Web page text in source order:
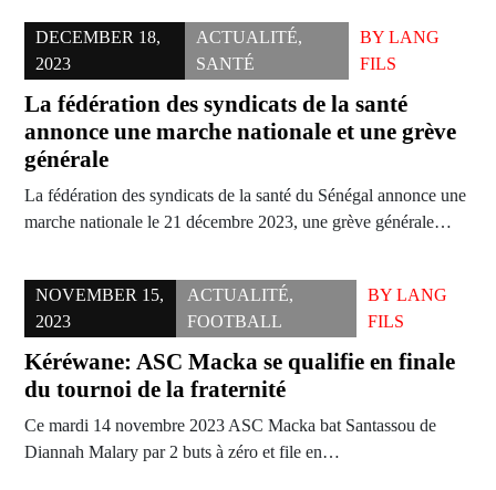
DECEMBER 18,
2023
ACTUALITÉ,
SANTÉ
BY LANG
FILS
La fédération des syndicats de la santé
annonce une marche nationale et une grève
générale
La fédération des syndicats de la santé du Sénégal annonce une
marche nationale le 21 décembre 2023, une grève générale…
NOVEMBER 15,
2023
ACTUALITÉ,
FOOTBALL
BYLANG
FILS
Kéréwane: ASC Macka se qualifie en finale
du tournoi de la fraternité
Ce mardi 14 novembre 2023 ASC Macka bat Santassou de
Diannah Malary par 2 buts à zéro et file en…